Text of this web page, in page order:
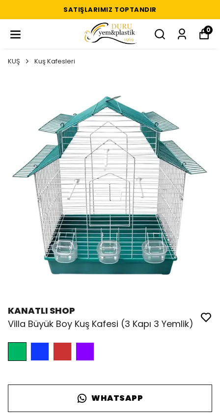
SATIŞLARIMIZ TOPTANDIR
0
KUŞ Kuş Kafesleri
KANATLI SHOP
Villa Büyük Boy Kuş Kafesi (3 Kapı 3 Yemlik)
WHATSAPP